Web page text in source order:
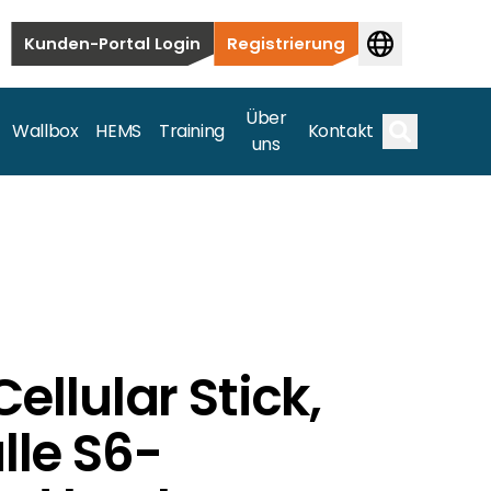
Kunden-Portal Login Registrierung
Wallbox HEMS Training
Über
uns
Kontakt
bis hin zu kommerziellen und
Spektrum ab. Stick,
S6-